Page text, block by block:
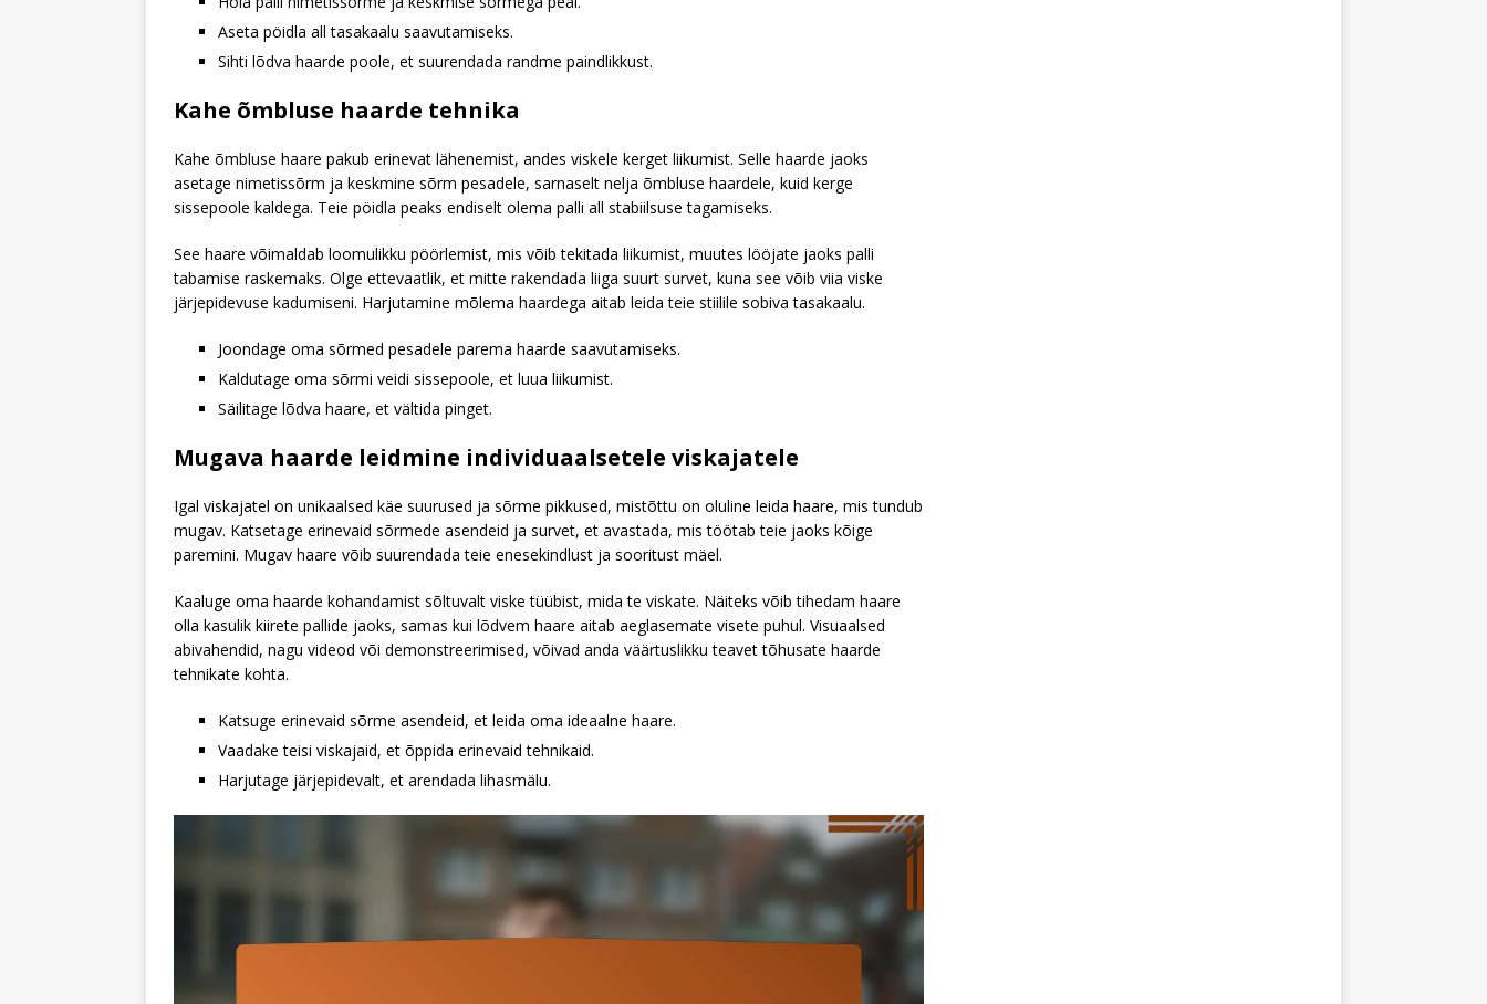
Aseta pöidla all tasakaalu saavutamiseks.
Sihti lõdva haarde poole, et suurendada randme paindlikkust.
Kahe õmbluse haarde tehnika
Kahe õmbluse haare pakub erinevat lähenemist, andes viskele kerget liikumist. Selle haarde jaoks
asetage nimetissõrm ja keskmine sõrm pesadele, sarnaselt nelja õmbluse haardele, kuid kerge
sissepoole kaldega. Teie pöidla peaks endiselt olema palli all stabiilsuse tagamiseks.
See haare võimaldab loomulikku pöörlemist, mis võib tekitada liikumist, muutes lööjate jaoks palli
tabamise raskemaks. Olge ettevaatlik, et mitte rakendada liiga suurt survet, kuna see võib viia viske
järjepidevuse kadumiseni. Harjutamine mõlema haardega aitab leida teie stiilile sobiva tasakaalu.
Joondage oma sõrmed pesadele parema haarde saavutamiseks.
Kaldutage oma sõrmi veidi sissepoole, et luua liikumist.
Säilitage lõdva haare, et vältida pinget.
Mugava haarde leidmine individuaalsetele viskajatele
Igal viskajatel on unikaalsed käe suurused ja sõrme pikkused, mistõttu on oluline leida haare, mis tundub
mugav. Katsetage erinevaid sõrmede asendeid ja survet, et avastada, mis töötab teie jaoks kõige
paremini. Mugav haare võib suurendada teie enesekindlust ja sooritust mäel.
Kaaluge oma haarde kohandamist sõltuvalt viske tüübist, mida te viskate. Näiteks võib tihedam haare
olla kasulik kiirete pallide jaoks, samas kui lõdvem haare aitab aeglasemate visete puhul. Visuaalsed
abivahendid, nagu videod või demonstreerimised, võivad anda väärtuslikku teavet tõhusate haarde
tehnikate kohta.
Katsuge erinevaid sõrme asendeid, et leida oma ideaalne haare.
Vaadake teisi viskajaid, et õppida erinevaid tehnikaid.
Harjutage järjepidevalt, et arendada lihasmälu.